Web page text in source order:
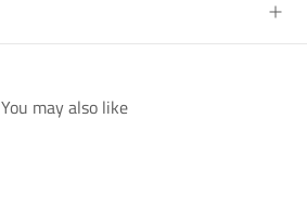
You may also like